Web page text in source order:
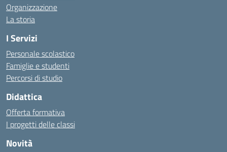
Organizzazione
La storia
I Servizi
Personale scolastico
Famiglie e studenti
Percorsi di studio
Didattica
Offerta formativa
I progetti delle classi
Novità